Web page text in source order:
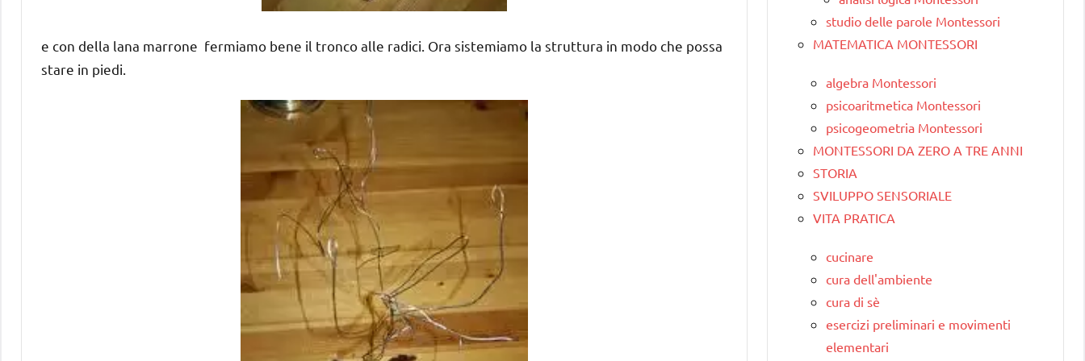
e con della lana marrone fermiamo bene il tronco alle radici. Ora sistemiamo la struttura in modo che possa
stare in piedi.
studio delle parole Montessori
MATEMATICA MONTESSORI
algebra Montessori
psicoaritmetica Montessori
psicogeometria Montessori
MONTESSORI DA ZERO A TRE ANNI
STORIA
SVILUPPO SENSORIALE
VITA PRATICA
cucinare
cura dell'ambiente
cura di sè
esercizi preliminari e movimenti
elementari